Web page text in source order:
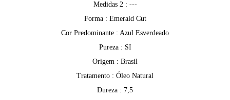
Medidas 2 : ---
Forma : Emerald Cut
Cor Predominante : Azul Esverdeado
Pureza : SI
Origem : Brasil
Tratamento : Óleo Natural
Dureza : 7,5